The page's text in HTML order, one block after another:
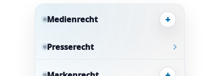
Medienrecht +
Presserecht